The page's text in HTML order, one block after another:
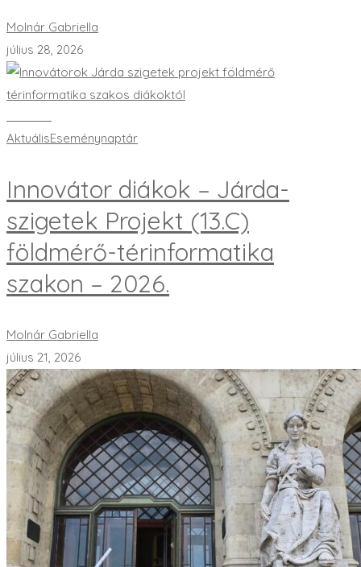
Molnár Gabriella
július 28, 2026
AktuálisEseménynaptár
Innovátor diákok – Járda-
szigetek Projekt (13.C)
földmérő-térinformatika
szakon – 2026.
Molnár Gabriella
július 21, 2026